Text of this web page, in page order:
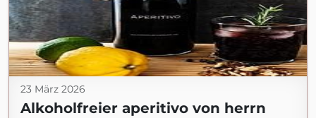
23 März 2026
Alkoholfreier aperitivo von herrn